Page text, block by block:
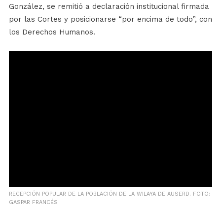
González, se remitió a declaración institucional firmada
por las Cortes y posicionarse “por encima de todo”, con
los Derechos Humanos.
RECEPCIÓN POPULAR DE LA POBLACIÓN DE LA WILAYA DE AUSERD. FOTO:
GASPAR FRANCÉS